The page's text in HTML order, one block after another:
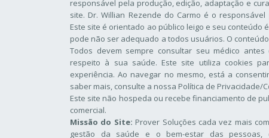
responsável pela produção, edição, adaptação e
site. Dr. Willian Rezende do Carmo é o
Este site é orientado ao público leigo e seu conteúdo
pode não ser adequado a todos usuários. O
Todos devem sempre consultar seu médico
respeito à sua saúde. Este site utiliza cookies
experiência. Ao navegar no mesmo, está a
saber mais, consulte a nossa Política de Privacidade/
Este site não hospeda ou recebe financiamento de
comercial.
Missão do Site: Prover Soluções cada vez mais
gestão da saúde e o bem-estar das pessoas,